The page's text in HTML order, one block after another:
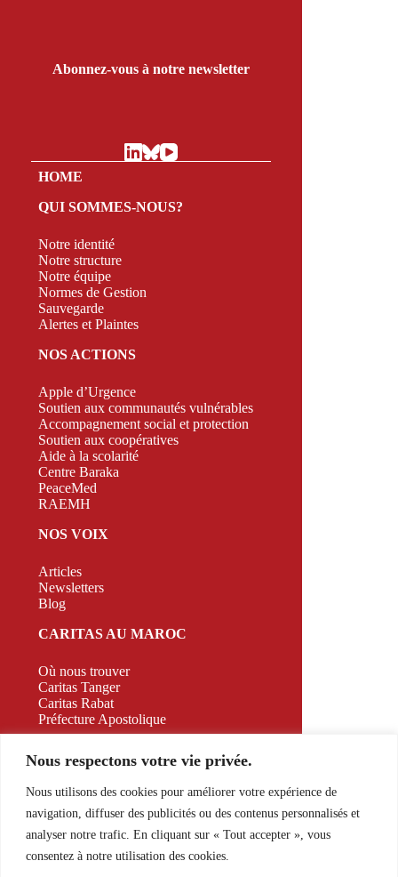
Nous respectons votre vie privée.
Nous utilisons des cookies pour améliorer votre expérience de
navigation, diffuser des publicités ou des contenus personnalisés et
analyser notre trafic. En cliquant sur « Tout accepter », vous
consentez à notre utilisation des cookies.
Abonnez-vous à notre newsletter
HOME
QUI SOMMES-NOUS?
Notre identité
Notre structure
Notre équipe
Normes de Gestion
Sauvegarde
Alertes et Plaintes
NOS ACTIONS
Apple d’Urgence
Soutien aux communautés vulnérables
Accompagnement social et protection
Soutien aux coopératives
Aide à la scolarité
Centre Baraka
PeaceMed
RAEMH
NOS VOIX
Articles
Newsletters
Blog
CARITAS AU MAROC
Où nous trouver
Caritas Tanger
Caritas Rabat
Préfecture Apostolique
526 Appt A2 RDC Bd. Allal El Fassi, Marrakech,
Morocco
E-mail:contact@caritasmaroc.com